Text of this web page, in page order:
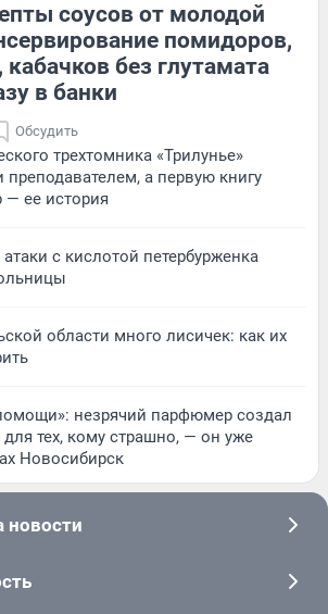
соусов от молодой
помидоров,
без глутамата
в банки
Обсудить
трехтомника «Трилунье»
преподавателем, а первую книгу
— ее история
с кислотой петербурженка
области много лисичек: как их
незрячий парфюмер создал
тех, кому страшно, — он уже
Новосибирск
новости